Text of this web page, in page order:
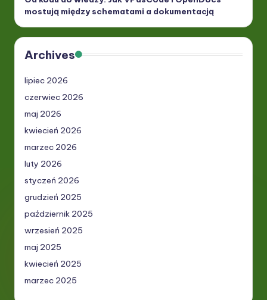
mostują między schematami a dokumentacją
Archives
lipiec 2026
czerwiec 2026
maj 2026
kwiecień 2026
marzec 2026
luty 2026
styczeń 2026
grudzień 2025
październik 2025
wrzesień 2025
maj 2025
kwiecień 2025
marzec 2025